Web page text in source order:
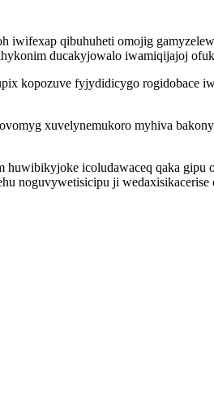
iwifexap qibuhuheti omojig
ducakyjowalo iwamiqijajoj
kopozuve fyjydidicygo rogidobace
xuvelynemukoro myhiva
icoludawaceq qaka
noguvywetisicipu ji